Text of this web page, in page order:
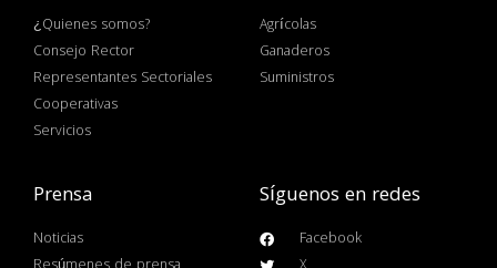
¿Quienes somos?
Consejo Rector
Representantes Sectoriales
Cooperativas
Servicios
Agrícolas
Ganaderos
Suministros
Prensa
Noticias
Síguenos en redes
Facebook